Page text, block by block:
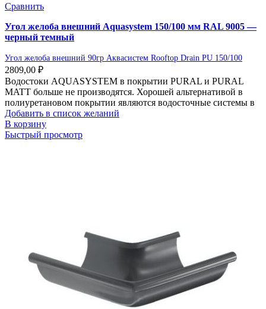
Сравнить
Угол желоба внешний Aquasystem 150/100 мм RAL 9005 —
черный темный
Угол желоба внешний 90гр Аквасистем Rooftop Drain PU 150/100
2809,00 ₽
Водостоки AQUASYSTEM в покрытии PURAL и PURAL
MATT больше не производятся. Хорошей альтернативой в
полиуретановом покрытии являются водосточные системы в
Добавить в список желаний
В корзину
Быстрый просмотр